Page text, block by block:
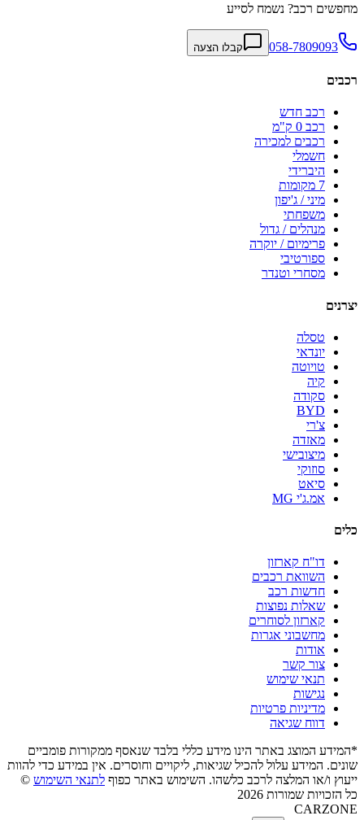
מחפשים רכב? נשמח לסייע
058-7809093 קבלו הצעה
רכבים
רכב חדש
רכב 0 ק"מ
רכבים למכירה
חשמלי
היברידי
7 מקומות
מיני / ג'יפון
משפחתי
מנהלים / גדול
פרימיום / יוקרה
ספורטיבי
מסחרי וטנדר
יצרנים
טסלה
יונדאי
טויוטה
קיה
סקודה
BYD
צ'רי
מאזדה
מיצובישי
סוזוקי
סיאט
אמ.ג'י MG
כלים
דו"ח קארזון
השוואת רכבים
חדשות רכב
שאלות נפוצות
קארזון לסוחרים
מחשבוני אגרות
אודות
צור קשר
תנאי שימוש
נגישות
מדיניות פרטיות
דווח שגיאה
*המידע המוצג באתר הינו מידע כללי בלבד שנאסף ממקורות פומביים
שונים. המידע עלול להכיל שגיאות, ליקויים וחוסרים. אין במידע כדי להוות
ייעוץ ו/או המלצה לרכב כלשהו. השימוש באתר כפוף לתנאי השימוש ©
כל הזכויות שמורות 2026
CARZONE